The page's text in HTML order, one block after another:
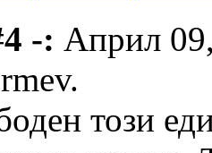
-: Април
този